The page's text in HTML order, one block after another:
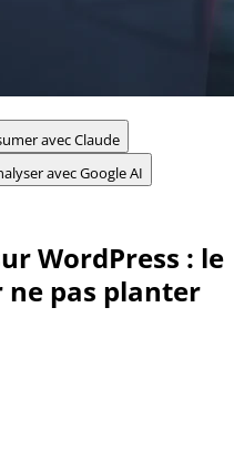
avec Claude
avec Google AI
WordPress : le
pas planter